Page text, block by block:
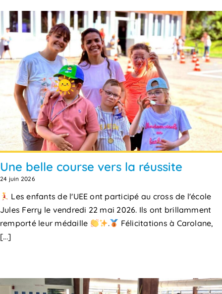
Une belle course vers la réussite
24 juin 2026
Les enfants de l'UEE ont participé au cross de l'école
Jules Ferry le vendredi 22 mai 2026. Ils ont brillamment
remporté leur médaille
.
Félicitations à Carolane,
[...]